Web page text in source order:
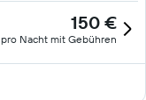
150 €
pro Nacht mit Gebühren